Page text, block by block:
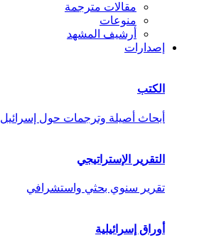
مقالات مترجمة
منوعات
أرشيف المشهد
إصدارات
الكتب
أبحاث أصيلة وترجمات حول إسرائيل
التقرير الإستراتيجي
تقرير سنوي بحثي واستشرافي
أوراق إسرائيلية